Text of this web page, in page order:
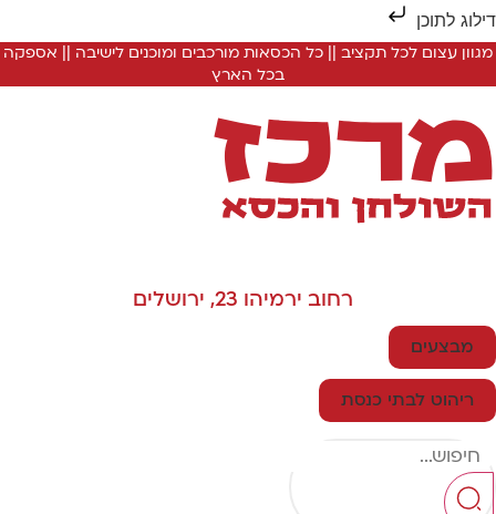
לתוכן
מגוון עצום לכל תקציב || כל הכסאות מורכבים ומוכנים לישיבה || אספקה
בכל הארץ
רחוב ירמיהו 23, ירושלים
מבצעים
ריהוט לבתי כנסת